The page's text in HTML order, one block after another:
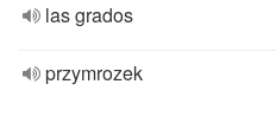
las grados
przymrozek